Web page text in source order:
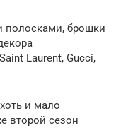
полосками, брошки
Laurent, Gucci,
и мало
второй сезон